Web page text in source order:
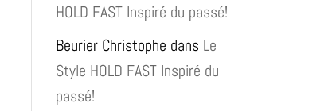
HOLD FAST Inspiré du passé!
Beurier Christophe dans Le
Style HOLD FAST Inspiré du
passé!